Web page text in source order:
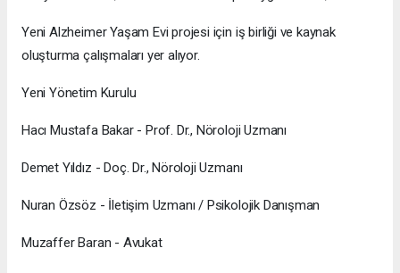
Yeni Alzheimer Yaşam Evi projesi için iş birliği ve kaynak
oluşturma çalışmaları yer alıyor.
Yeni Yönetim Kurulu
Hacı Mustafa Bakar - Prof. Dr., Nöroloji Uzmanı
Demet Yıldız - Doç. Dr., Nöroloji Uzmanı
Nuran Özsöz - İletişim Uzmanı / Psikolojik Danışman
Muzaffer Baran - Avukat